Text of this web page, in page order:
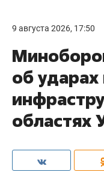
9 августа 2026, 17:50
об
областях